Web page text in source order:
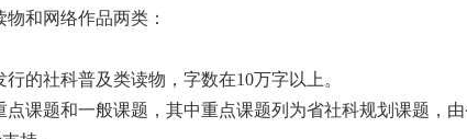
和网络作品两类：
的社科普及类读物，字数在10万字以上。
课题和一般课题，其中重点课题列为省社科规划课题，